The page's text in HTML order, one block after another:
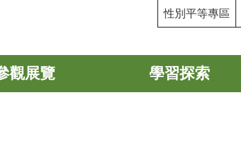
性別平等專區
觀展覽 學習探索